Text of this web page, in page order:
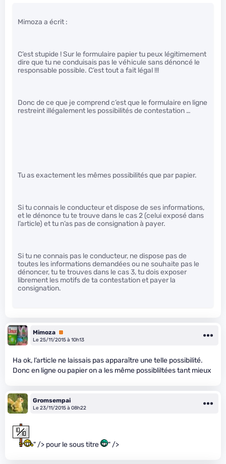
Mimoza a écrit :
C’est stupide ! Sur le formulaire papier tu peux légitimement
dire que tu ne conduisais pas le véhicule sans dénoncé le
responsable possible. C’est tout a fait légal !!!
Donc de ce que je comprend c’est que le formulaire en ligne
restreint illégalement les possibilités de contestation …
Tu as exactement les mêmes possibilités que par papier.
Si tu connais le conducteur et dispose de ses informations,
et le dénonce tu te trouve dans le cas 2 (celui exposé dans
l’article) et tu n’as pas de consignation à payer.
Si tu ne connais pas le conducteur, ne dispose pas de
toutes les informations demandées ou ne souhaite pas le
dénoncer, tu te trouves dans le cas 3, tu dois exposer
librement les motifs de ta contestation et payer la
consignation.
Mimoza Premium
Le 25/11/2015 à 10h13
Ha ok, l’article ne laissais pas apparaître une telle possibilité.
Donc en ligne ou papier on a les même possibliltées tant mieux
Gromsempai
Le 23/11/2015 à 08h22
" /> pour le sous titre " />